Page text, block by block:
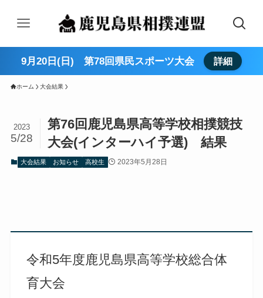
9月20日(日) 第78回県民スポーツ大会 詳細
ホーム 大会結果
第76回鹿児島県高等学校相撲競技
大会(インターハイ予選) 結果
2023
5/28
大会結果 お知らせ 高校生 2023年5月28日
令和5年度鹿児島県高等学校総合体
育大会